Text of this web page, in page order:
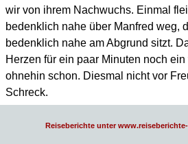
wir von ihrem Nachwuchs. Einmal
bedenklich nahe über Manfred weg,
bedenklich nahe am Abgrund sitzt.
Herzen für ein paar Minuten noch
ohnehin schon. Diesmal nicht vor
Schreck.
Reiseberichte unter